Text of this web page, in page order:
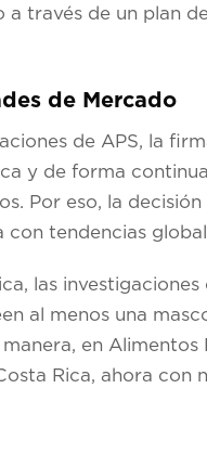
través de un plan
de Mercado
de APS, la
y de forma
Por eso, la
tendencias
las
al menos una
en
Rica, ahora con